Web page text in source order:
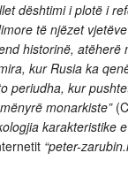
dështimi i plotë i
të njëzet
historinë, atëherë
kur Rusia ka
periudha, kur
monarkiste”
karakteristike
“peter-